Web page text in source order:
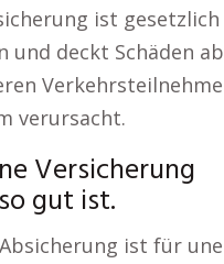
ist gesetzlich
und deckt Schäden
verursacht.
Versicherung
gut ist.
ist für